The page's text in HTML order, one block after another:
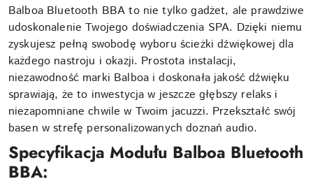
Balboa Bluetooth BBA to nie tylko gadżet, ale prawdziwe
udoskonalenie Twojego doświadczenia SPA. Dzięki niemu
zyskujesz pełną swobodę wyboru ścieżki dźwiękowej dla
każdego nastroju i okazji. Prostota instalacji,
niezawodność marki Balboa i doskonała jakość dźwięku
sprawiają, że to inwestycja w jeszcze głębszy relaks i
niezapomniane chwile w Twoim jacuzzi. Przekształć swój
basen w strefę personalizowanych doznań audio.
Specyfikacja Modułu Balboa Bluetooth
BBA: